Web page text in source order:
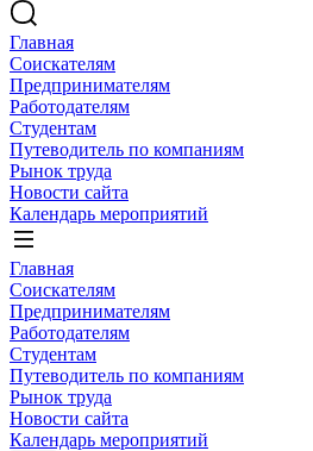
Главная
Соискателям
Предпринимателям
Работодателям
Студентам
Путеводитель по компаниям
Рынок труда
Новости сайта
Календарь мероприятий
Главная
Соискателям
Предпринимателям
Работодателям
Студентам
Путеводитель по компаниям
Рынок труда
Новости сайта
Календарь мероприятий